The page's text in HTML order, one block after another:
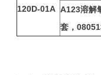
120D-01A A123溶解
套，